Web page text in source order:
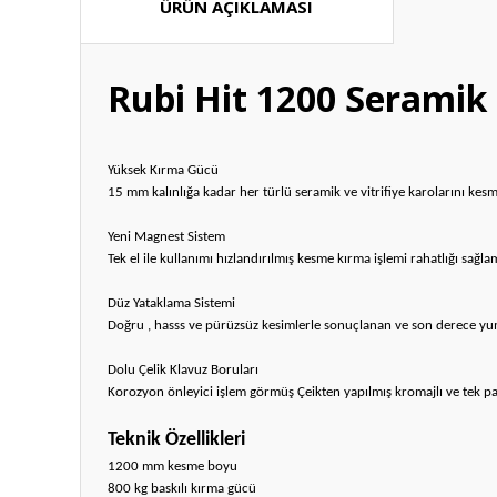
ÜRÜN AÇIKLAMASI
Rubi Hit 1200
Yüksek Kırma Gücü
15 mm kalınlığa kadar her türlü seramik ve vitrifiye karolarını
Yeni Magnest Sistem
Tek el ile kullanımı hızlandırılmış kesme kırma işlemi rahatlığı
Düz Yataklama Sistemi
Doğru , hasss ve pürüzsüz kesimlerle sonuçlanan ve son derece
Dolu Çelik Klavuz Boruları
Korozyon önleyici işlem görmüş Çeikten yapılmış kromajlı ve tek
Teknik Özellikleri
1200 mm kesme boyu
800 kg baskılı kırma gücü